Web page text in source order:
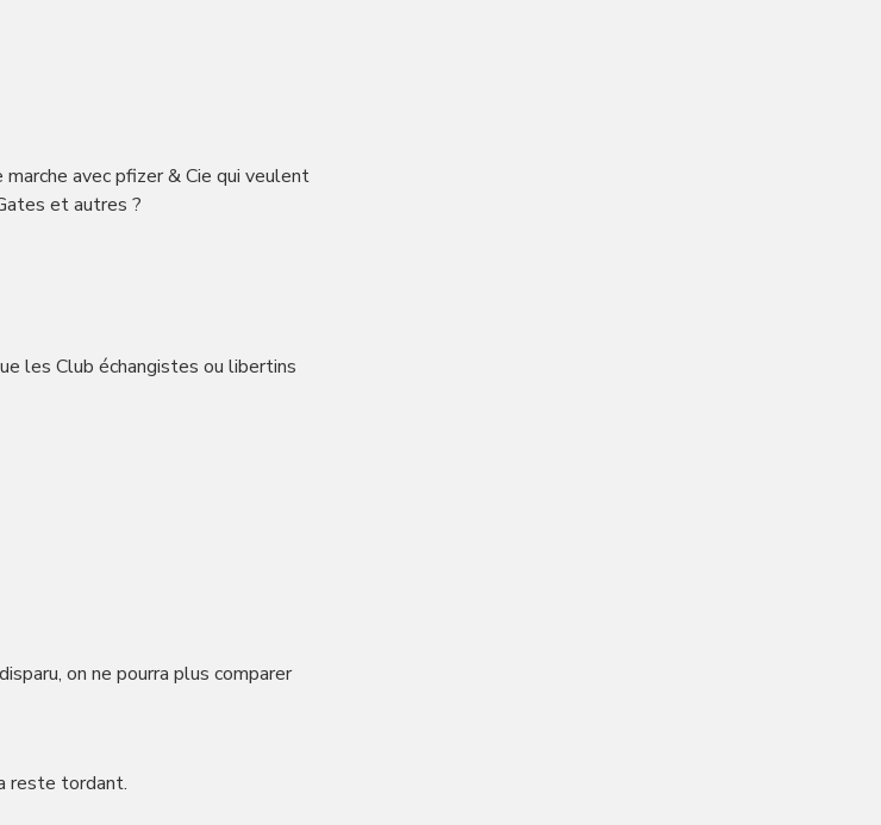
avec pfizer & Cie qui veulent
et autres ?
les Club échangistes ou libertins
on ne pourra plus comparer
reste tordant.